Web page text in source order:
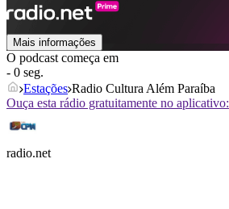
Mais informações
O podcast começa em
- 0 seg.
Estações Radio Cultura Além Paraíba
Ouça esta rádio gratuitamente no aplicativo:
radio.net